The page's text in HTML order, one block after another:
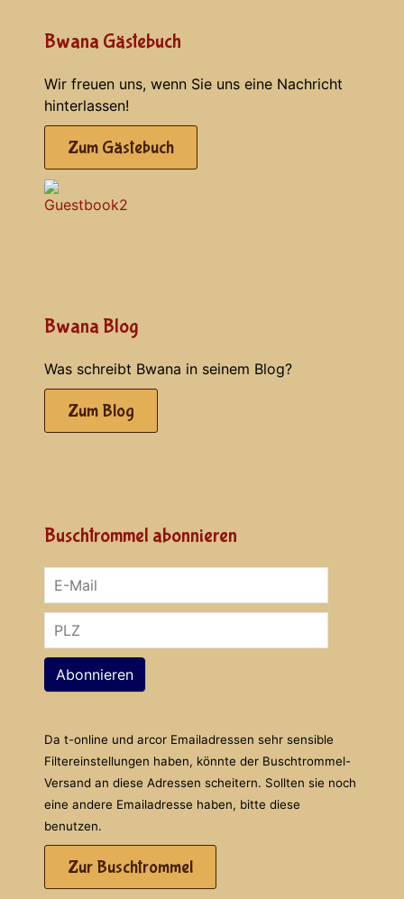
Bwana Gästebuch
Wir freuen uns, wenn Sie uns eine Nachricht
hinterlassen!
Zum Gästebuch
Bwana Blog
Was schreibt Bwana in seinem Blog?
Zum Blog
Buschtrommel abonnieren
Abonnieren
Da t-online und arcor Emailadressen sehr sensible
Filtereinstellungen haben, könnte der Buschtrommel-
Versand an diese Adressen scheitern. Sollten sie noch
eine andere Emailadresse haben, bitte diese
benutzen.
Zur Buschtrommel